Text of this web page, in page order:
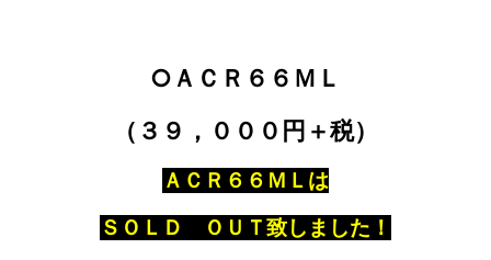
○ＡＣＲ６６ＭＬ
（３９，０００円＋税）
ＡＣＲ６６ＭＬは
ＳＯＬＤ ＯＵＴ致しました！